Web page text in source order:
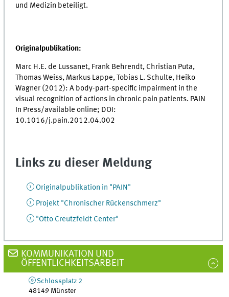
und Medizin beteiligt.
Originalpublikation:
Marc H.E. de Lussanet, Frank Behrendt, Christian Puta,
Thomas Weiss, Markus Lappe, Tobias L. Schulte, Heiko
Wagner (2012): A body-part-specific impairment in the
visual recognition of actions in chronic pain patients. PAIN
In Press/available online; DOI:
10.1016/j.pain.2012.04.002
Links zu dieser Meldung
Originalpublikation in "PAIN"
Projekt "Chronischer Rückenschmerz"
"Otto Creutzfeldt Center"
KOMMUNIKATION UND
ÖFFENTLICHKEITSARBEIT
Schlossplatz 2
48149 Münster